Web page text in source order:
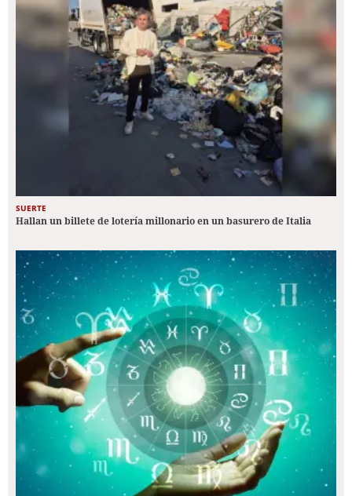
SUERTE
Hallan un billete de lotería millonario en un basurero de Italia